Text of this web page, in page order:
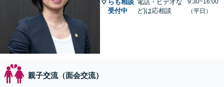
らも相談
受付中
電話・ビデオな
ど)は応相談
9:30~16:00
（平日）
親子交流（面会交流）